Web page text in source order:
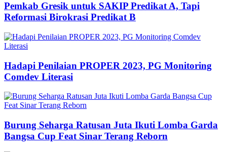
Pemkab Gresik untuk SAKIP Predikat A, Tapi
Reformasi Birokrasi Predikat B
Hadapi Penilaian PROPER 2023, PG Monitoring
Comdev Literasi
Burung Seharga Ratusan Juta Ikuti Lomba Garda
Bangsa Cup Feat Sinar Terang Reborn